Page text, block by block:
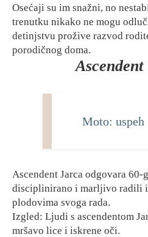
Osećaji su im snažni, no
trenutku nikako ne mogu
detinjstvu prožive razvod
porodičnog doma.
Moto: uspeh
Ascendent Jarca odgovara
disciplinirano i marljivo radili i
plodovima svoga rada.
Izgled: Ljudi s ascendentom
mršavo lice i iskrene oči.